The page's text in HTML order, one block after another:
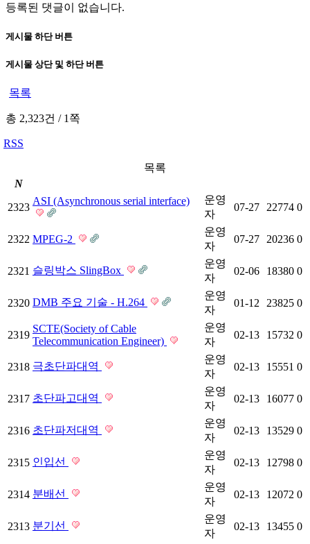
등록된 댓글이 없습니다.
게시물 하단 버튼
게시물 상단 및 하단 버튼
목록
총 2,323건 /1쪽
RSS
목록
N
2323
ASI (Asynchronous serial interface)
운영
자
07-27 22774 0
2322 MPEG-2
운영
자
07-27 20236 0
2321 슬링박스 SlingBox
운영
자
02-06 18380 0
2320 DMB 주요 기술 - H.264
운영
자
01-12 23825 0
2319
SCTE(Society of Cable
Telecommunication Engineer)
운영
자
02-13 15732 0
2318 극초단파대역
운영
자
02-13 15551 0
2317 초단파고대역
운영
자
02-13 16077 0
2316 초단파저대역
운영
자
02-13 13529 0
2315 인입선
운영
자
02-13 12798 0
2314 분배선
운영
자
02-13 12072 0
2313 분기선
운영
자
02-13 13455 0